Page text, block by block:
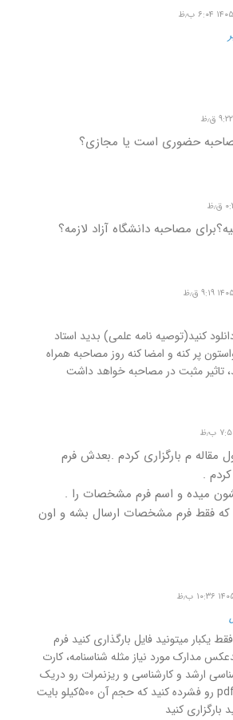
حضوری است یا مجازی؟
مصاحبه دانشگاه آزاد لازمه؟
کنید(توصیه نامه علمی) بدید استاد
پر کنه و امضا کنه روز مصاحبه همراه
تاثیر مثبت در مصاحبه خواهد داشت
مقاله م بارگزاری کردم .بعدش فرم
.
میده و اسم فرم مشخصات را .
که فقط فرم مشخصات ارسال بشه و اون
یکبار میتونید فایل بارگذاری کنید فرم
مدارک مورد نیاز مثله شناسنامه، کارت
ارشد و کارشناسی و ریزنمرات رو دریک
فایل pdf بزارید pdf رو فشرده کنید که حجم آن ۵٠٠کیلو بایت
بارگزاری کنید